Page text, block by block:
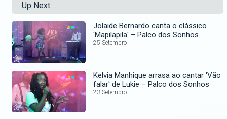
Up Next
Jolaide Bernardo canta o clássico
'Mapilapila' – Palco dos Sonhos
25 Setembro
Kelvia Manhique arrasa ao cantar 'Vão
falar' de Lukie – Palco dos Sonhos
23 Setembro